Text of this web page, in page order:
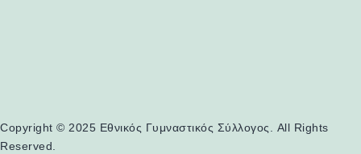
Copyright © 2025 Εθνικός Γυμναστικός Σύλλογος. All Rights
Reserved.